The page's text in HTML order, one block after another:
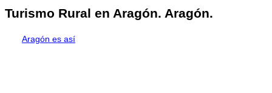
Turismo Rural en Aragón. Aragón.
Aragón es así